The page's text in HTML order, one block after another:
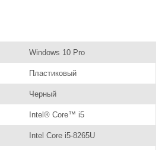
Windows 10 Pro
Пластиковый
Черный
Intel® Core™ i5
Intel Core i5-8265U